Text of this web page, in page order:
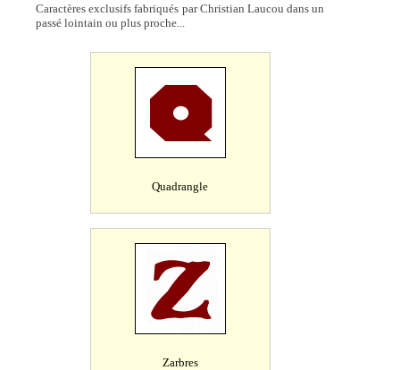
Caractères exclusifs fabriqués par Christian Laucou dans un
passé lointain ou plus proche...
Quadrangle
Zarbres